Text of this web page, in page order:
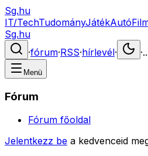
Sg.hu
IT/TechTudományJátékAutó
Sg.hu
·fórum·RSS·hírlevél· ·
Menü
Fórum
Fórum főoldal
Jelentkezz be a kedvenceid